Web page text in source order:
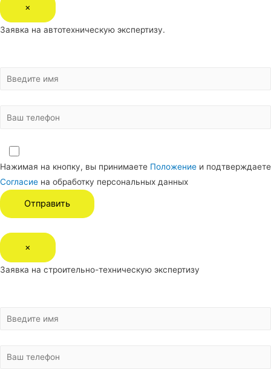
×
Заявка на автотехническую экспертизу.
Нажимая на кнопку, вы принимаете Положение и подтверждаете
Согласие на обработку персональных данных
×
Заявка на строительно-техническую экспертизу